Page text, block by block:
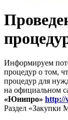
Информируем
процедур о том,
процедур для
на официальном
«Юнипро» http://
Раздел «Закупки